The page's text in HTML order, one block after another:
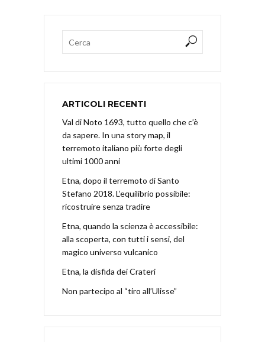
ARTICOLI RECENTI
Val di Noto 1693, tutto quello che c’è
da sapere. In una story map, il
terremoto italiano più forte degli
ultimi 1000 anni
Etna, dopo il terremoto di Santo
Stefano 2018. L’equilibrio possibile:
ricostruire senza tradire
Etna, quando la scienza è accessibile:
alla scoperta, con tutti i sensi, del
magico universo vulcanico
Etna, la disfida dei Crateri
Non partecipo al “tiro all’Ulisse”